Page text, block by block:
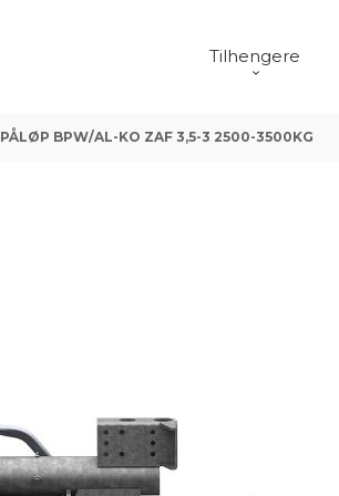
Tilhengere
PÅLØP BPW/AL-KO ZAF 3,5-3 2500-3500KG